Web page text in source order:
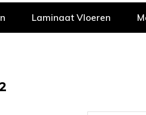
Laminaat Vloeren